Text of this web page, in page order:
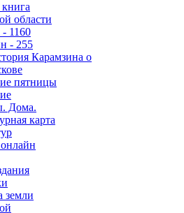
области
1160
- 255
Карамзина о
пятницы
Дома.
карта
земли